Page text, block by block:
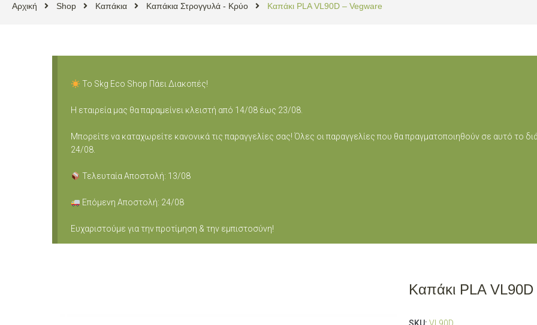
Αρχική Shop Καπάκια Καπάκια Στρογγυλά - Κρύο Καπάκι PLA VL90D – Vegware
Το Skg Eco Shop Πάει Διακοπές!
Η εταιρεία μας θα παραμείνει κλειστή από 14/08 έως 23/08.
Μπορείτε να καταχωρείτε κανονικά τις παραγγελίες σας! Όλες οι παραγγελίες που θα πραγματοποιηθούν σε αυτό το
24/08.
Τελευταία Αποστολή: 13/08
Επόμενη Αποστολή: 24/08
Ευχαριστούμε για την προτίμηση & την εμπιστοσύνη!
Καπάκι PLA
SKU: VL90D